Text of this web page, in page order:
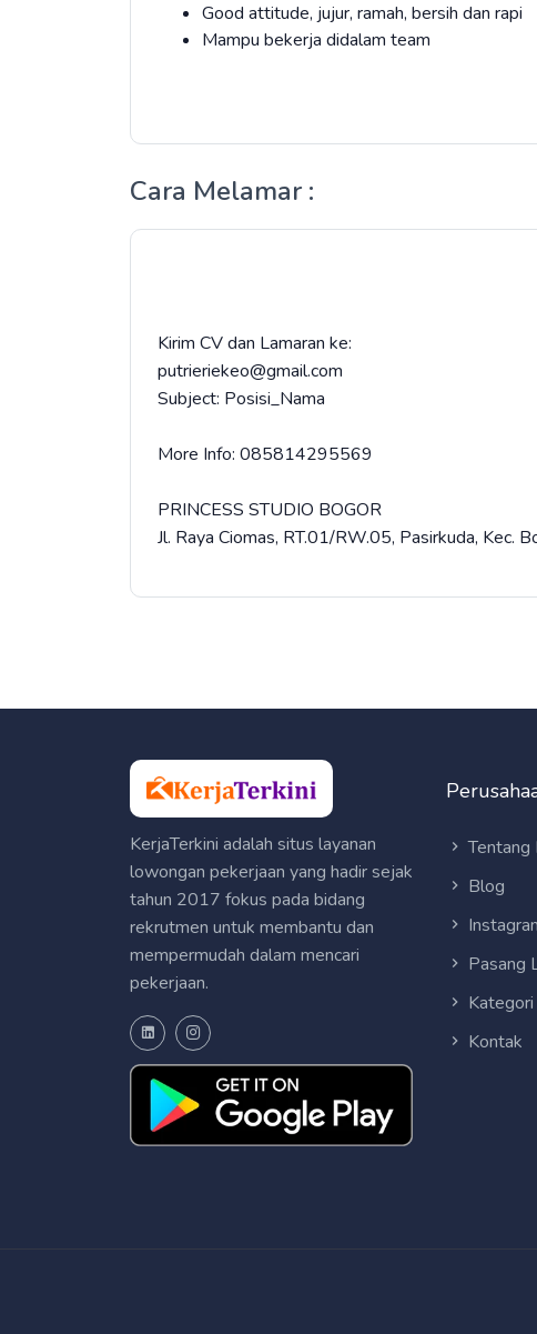
Good attitude, jujur, ramah, bersih dan rapi
Mampu bekerja didalam team
Cara Melamar :
Kirim CV dan Lamaran ke:
putrieriekeo@gmail.com
Subject: Posisi_Nama
More Info: 085814295569
PRINCESS STUDIO BOGOR
Jl. Raya Ciomas, RT.01/RW.05, Pasirkuda, Kec.
KerjaTerkini adalah situs layanan
lowongan pekerjaan yang hadir sejak
tahun 2017 fokus pada bidang
rekrutmen untuk membantu dan
mempermudah dalam mencari
pekerjaan.
Tentang
Blog
Pasang
Kategori
Kontak